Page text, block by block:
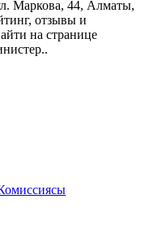
Маркова, 44, Алматы,
отзывы и
на странице